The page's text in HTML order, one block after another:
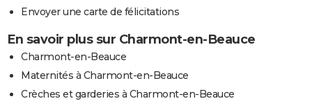
Envoyer une carte de félicitations
En savoir plus sur Charmont-en-Beauce
Charmont-en-Beauce
Maternités à Charmont-en-Beauce
Crèches et garderies à Charmont-en-Beauce